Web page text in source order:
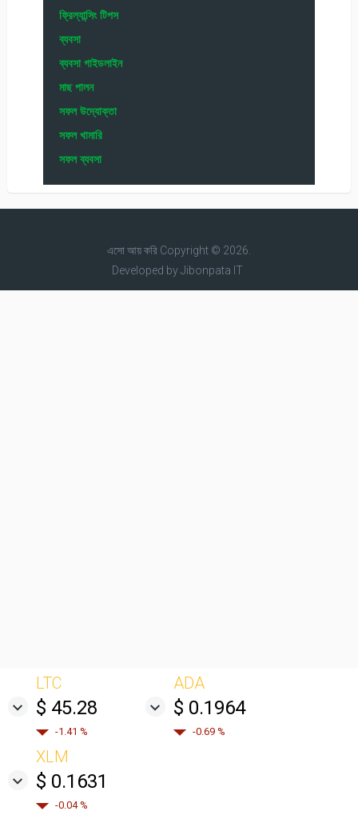
ফ্রিল্যান্সিং টিপস
ব্যবসা
ব্যবসা গাইডলাইন
মাছ পালন
সফল উদ্যোক্তা
সফল খামারি
সফল ব্যবসা
এসো আয় করিCopyright © 2026.
Developed byJibonpata IT
LTC
$ 45.28
-1.41 %
ADA
$ 0.1964
-0.69 %
XLM
$ 0.1631
-0.04 %